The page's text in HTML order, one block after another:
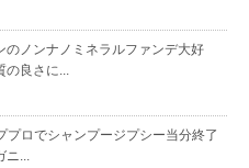
のノンナノミネラルファンデ大好
の良さに...
プロでシャンプージプシー当分終了
ニ...